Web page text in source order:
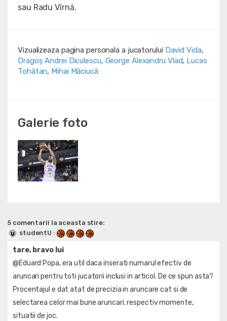
sau Radu Vîrnă.
Vizualizeaza pagina personala a jucatorului David Vida,
Dragoș Andrei Diculescu, George Alexandru Vlad, Lucas
Tohătan, Mihai Măciucă
Galerie foto
5 comentarii la aceasta stire:
studentU :
tare, bravo lui
@Eduard Popa, era util daca inserati numarul efectiv de
aruncari pentru toti jucatorii inclusi in articol. De ce spun asta?
Procentajul e dat atat de precizia in aruncare cat si de
selectarea celor mai bune aruncari, respectiv momente,
situatii de joc.